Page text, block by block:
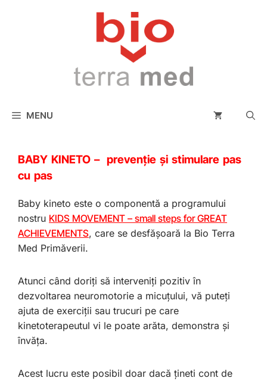
MENU
BABY KINETO – prevenție și stimulare pas
cu pas
Baby kineto este o componentă a programului
nostru KIDS MOVEMENT – small steps for GREAT
ACHIEVEMENTS, care se desfășoară la Bio Terra
Med Primăverii.
Atunci când doriți să interveniți pozitiv în
dezvoltarea neuromotorie a micuțului, vă puteți
ajuta de exerciții sau trucuri pe care
kinetoterapeutul vi le poate arăta, demonstra și
învăța.
Acest lucru este posibil doar dacă țineti cont de